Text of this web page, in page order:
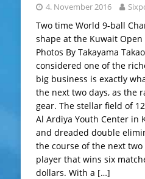
4. November 2016
Two time World 9-ball
shape at the Kuwait Open
Photos By Takayama
considered one of the
big business is exactly
the next two days, as the
gear. The stellar field of
Al Ardiya Youth Center in
and dreaded double
the course of the next
player that wins six
dollars. With a […]